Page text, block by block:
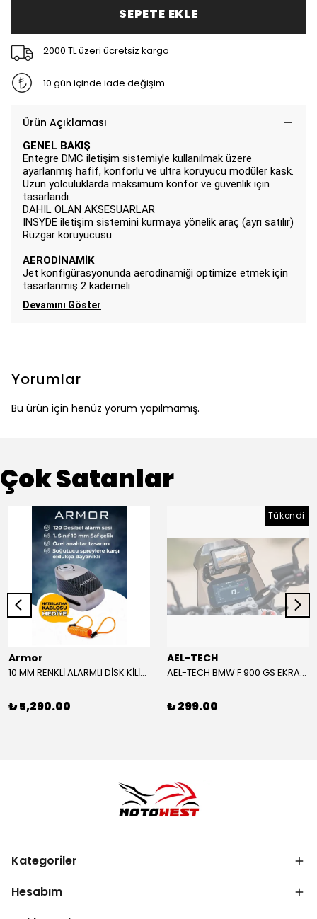
SEPETE EKLE
2000 TL üzeri ücretsiz kargo
10 gün içinde iade değişim
Ürün Açıklaması
GENEL BAKIŞ
Entegre DMC iletişim sistemiyle kullanılmak üzere
ayarlanmış hafif, konforlu ve ultra koruyucu modüler kask.
Uzun yolculuklarda maksimum konfor ve güvenlik için
tasarlandı.
DAHİL OLAN AKSESUARLAR
INSYDE iletişim sistemini kurmaya yönelik araç (ayrı satılır)
Rüzgar koruyucusu
AERODİNAMİK
Jet konfigürasyonunda aerodinamiği optimize etmek için
tasarlanmış 2 kademeli
Devamını Göster
Yorumlar
Bu ürün için henüz yorum yapılmamış.
Çok Satanlar
Armor
10 MM RENKLİ ALARMLI DİSK KİLİDİ YENİ VERSİYON
₺ 5,290.00
Tükendi
AEL-TECH
AEL-TECH BMW F 900 GS EKRAN/GÖSTERGE KORUYUCU 2024-2025
₺ 299.00
Kategoriler
Hesabım